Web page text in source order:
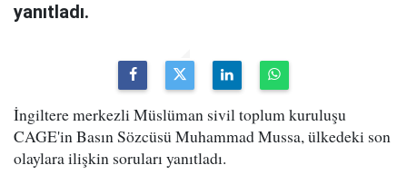
yanıtladı.
İngiltere merkezli Müslüman sivil toplum kuruluşu
CAGE'in Basın Sözcüsü Muhammad Mussa, ülkedeki son
olaylara ilişkin soruları yanıtladı.